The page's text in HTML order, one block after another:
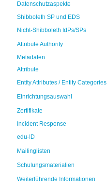
Datenschutzaspekte
Shibboleth SP und EDS
Nicht-Shibboleth IdPs/SPs
Attribute Authority
Metadaten
Attribute
Entity Attributes / Entity Categories
Einrichtungsauswahl
Zertifikate
Incident Response
edu-ID
Mailinglisten
Schulungsmaterialien
Weiterführende Informationen